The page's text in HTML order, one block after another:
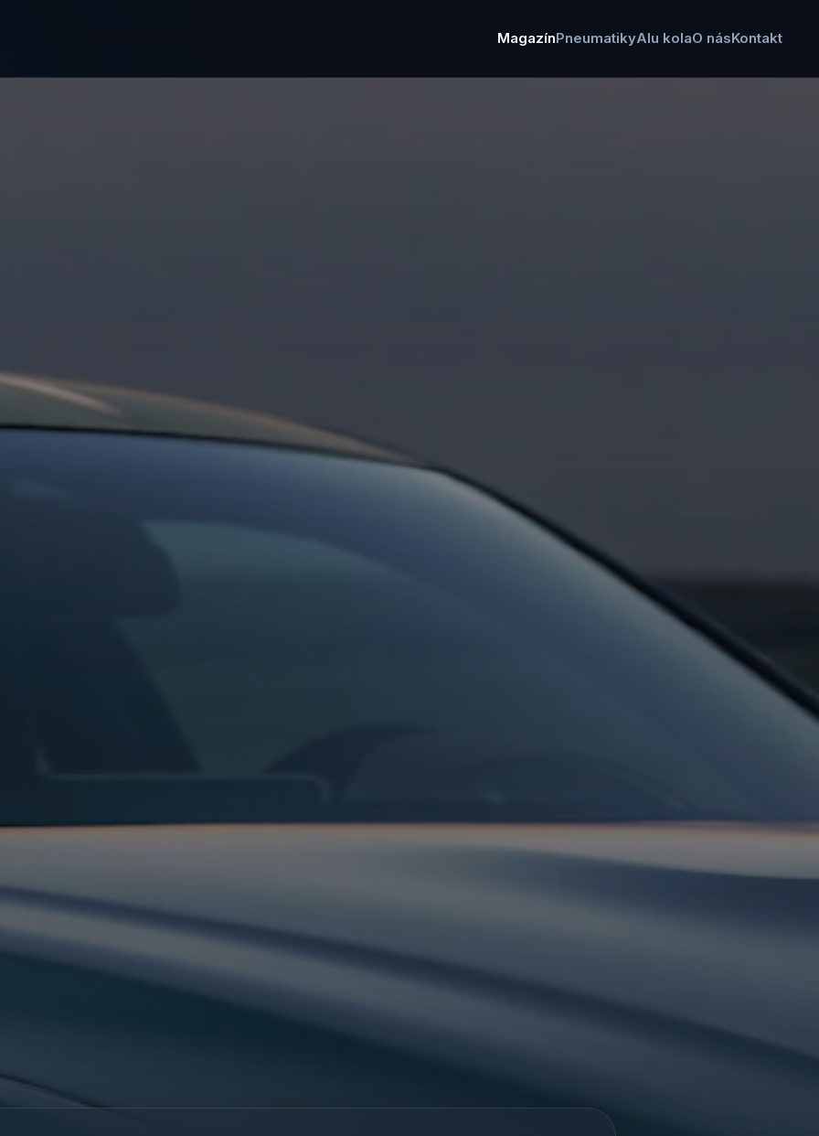
MagazínPneumatikyAlu kolaO násKontakt